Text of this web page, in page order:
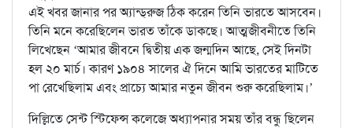
এই খবর জানার পর অ্যান্ড্‌রুজ ঠিক করেন তিনি ভারতে আসবেন।
তিনি মনে করেছিলেন ভারত তাঁকে ডাকছে। আত্মজীবনীতে তিনি
লিখেছেন ‘আমার জীবনে দ্বিতীয় এক জন্মদিন আছে, সেই দিনটা
হল ২০ মার্চ। কারণ ১৯০৪ সালের ঐ দিনে আমি ভারতের মাটিতে
পা রেখেছিলাম এবং প্রাচ্যে আমার নতুন জীবন শুরু করেছিলাম।’
দিল্লিতে সেন্ট স্টিফেন্স কলেজে অধ্যাপনার সময় তাঁর বন্ধু ছিলেন